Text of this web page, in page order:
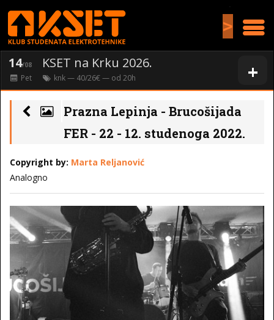
>
+
14/08 KSET na Krku 2026.
Pet knk— 40/26€ — od 20h
Prazna Lepinja - Brucošijada
FER - 22 - 12. studenoga 2022.
Copyright by: Marta Reljanović
Analogno